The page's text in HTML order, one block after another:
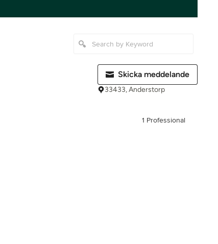
Skicka meddelande
33433, Anderstorp
1 Professional